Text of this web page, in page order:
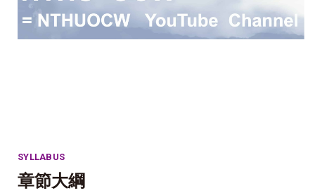
SYLLABUS
章節大綱